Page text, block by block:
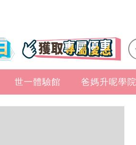
世一體驗館 爸媽升呢學院